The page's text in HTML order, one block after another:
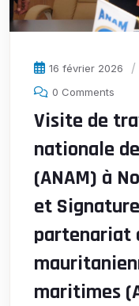
16 février 2026
0 Comments
Visite de
nationale
(ANAM) à
et
partenariat
maritimes